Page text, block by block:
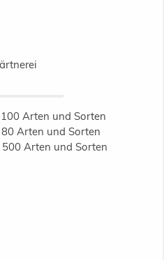
Arten und Sorten
Arten und Sorten
Arten und Sorten